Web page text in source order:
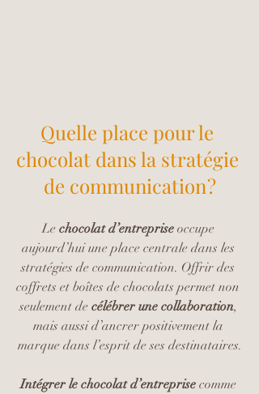
Quelle place pour le
chocolat dans la stratégie
de communication ?
Le chocolat d’entreprise occupe
aujourd’hui une place centrale dans les
stratégies de communication. Offrir des
coffrets et boîtes de chocolats permet non
seulement de célébrer une collaboration,
mais aussi d’ancrer positivement la
marque dans l’esprit de ses destinataires.
Intégrer le chocolat d’entreprise comme